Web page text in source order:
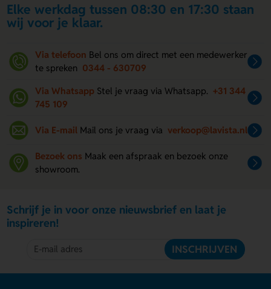
Elke werkdag tussen 08:30 en 17:30 staan
wij voor je klaar.
Via telefoon Bel ons om direct met een medewerker
te spreken 0344 - 630709
Via Whatsapp Stel je vraag via Whatsapp. +31 344
745 109
Via E-mail Mail ons je vraag via verkoop@lavista.nl
Bezoek ons Maak een afspraak en bezoek onze
showroom.
Schrijf je in voor onze nieuwsbrief en laat je
inspireren!
INSCHRIJVEN